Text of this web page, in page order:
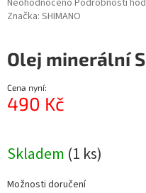
hodnocení
0,0
z
5
hvězdiček.
Neohodnoceno Podrobnosti
Značka: SHIMANO
Olej minerální
Cena nyní:
490 Kč
Skladem (1 ks)
Možnosti doručení